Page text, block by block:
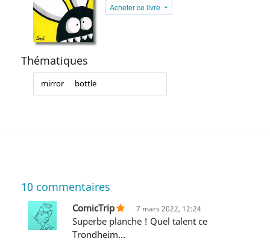
Acheter ce livre
Thématiques
mirror bottle
10 commentaires
ComicTrip 7 mars 2022, 12:24
Superbe planche ! Quel talent ce
Trondheim…